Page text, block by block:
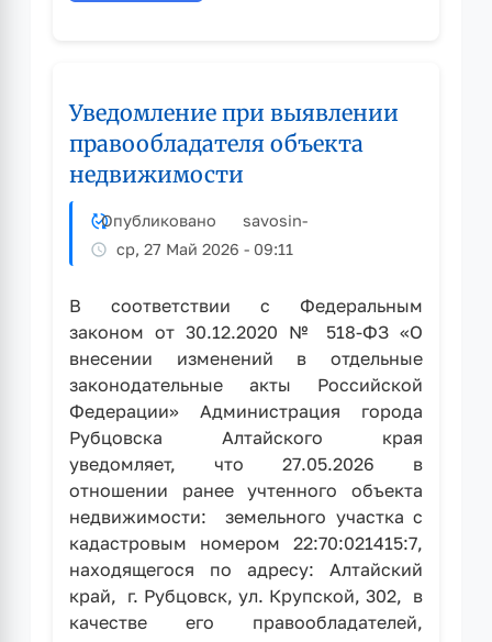
объекта
недвижимости
Уведомление при выявлении
правообладателя объекта
недвижимости
Опубликовано savosin-
ср, 27 Май 2026 - 09:11
В соответствии с Федеральным
законом от 30.12.2020 № 518-ФЗ «О
внесении изменений в отдельные
законодательные акты Российской
Федерации» Администрация города
Рубцовска Алтайского края
уведомляет, что 27.05.2026 в
отношении ранее учтенного объекта
недвижимости: земельного участка с
кадастровым номером 22:70:021415:7,
находящегося по адресу: Алтайский
край, г. Рубцовск, ул. Крупской, 302, в
качестве его правообладателей,